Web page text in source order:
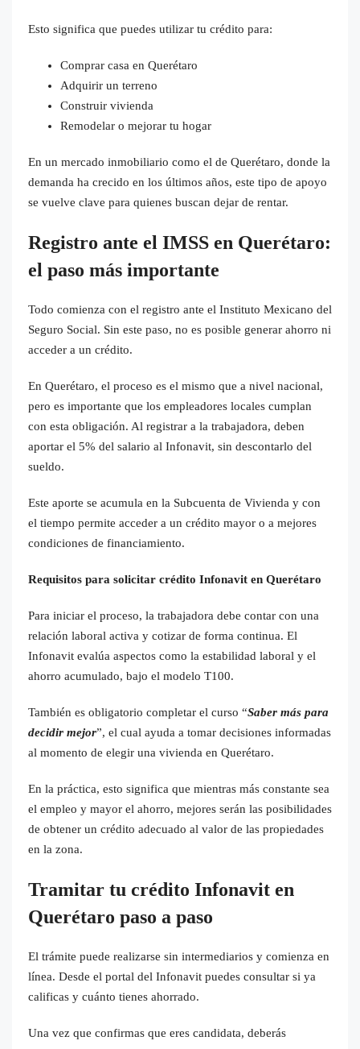
Esto significa que puedes utilizar tu crédito para:
Comprar casa en Querétaro
Adquirir un terreno
Construir vivienda
Remodelar o mejorar tu hogar
En un mercado inmobiliario como el de Querétaro, donde la
demanda ha crecido en los últimos años, este tipo de apoyo
se vuelve clave para quienes buscan dejar de rentar.
Registro ante el IMSS en Querétaro:
el paso más importante
Todo comienza con el registro ante el Instituto Mexicano del
Seguro Social. Sin este paso, no es posible generar ahorro ni
acceder a un crédito.
En Querétaro, el proceso es el mismo que a nivel nacional,
pero es importante que los empleadores locales cumplan
con esta obligación. Al registrar a la trabajadora, deben
aportar el 5% del salario al Infonavit, sin descontarlo del
sueldo.
Este aporte se acumula en la Subcuenta de Vivienda y con
el tiempo permite acceder a un crédito mayor o a mejores
condiciones de financiamiento.
Requisitos para solicitar crédito Infonavit en Querétaro
Para iniciar el proceso, la trabajadora debe contar con una
relación laboral activa y cotizar de forma continua. El
Infonavit evalúa aspectos como la estabilidad laboral y el
ahorro acumulado, bajo el modelo T100.
También es obligatorio completar el curso “Saber más para
decidir mejor”, el cual ayuda a tomar decisiones informadas
al momento de elegir una vivienda en Querétaro.
En la práctica, esto significa que mientras más constante sea
el empleo y mayor el ahorro, mejores serán las posibilidades
de obtener un crédito adecuado al valor de las propiedades
en la zona.
Tramitar tu crédito Infonavit en
Querétaro paso a paso
El trámite puede realizarse sin intermediarios y comienza en
línea. Desde el portal del Infonavit puedes consultar si ya
calificas y cuánto tienes ahorrado.
Una vez que confirmas que eres candidata, deberás